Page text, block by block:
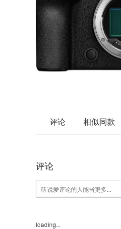
评论 相似同款
评论
loading...